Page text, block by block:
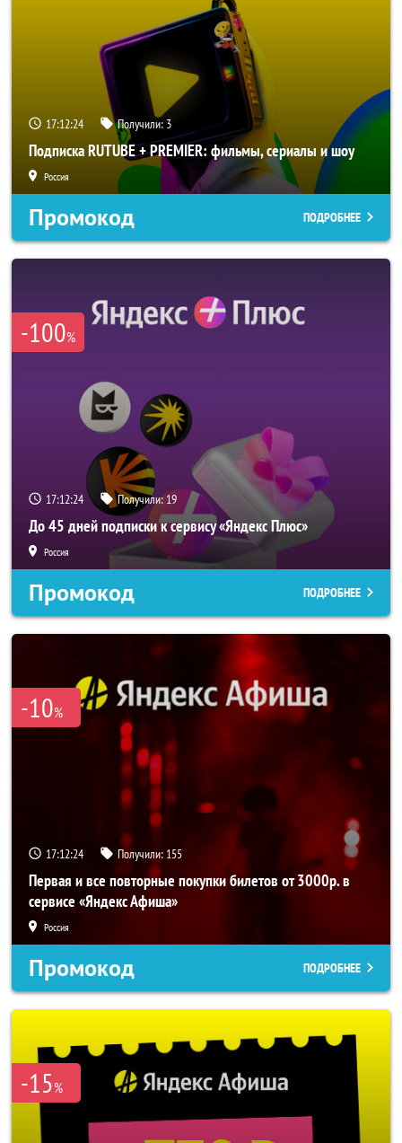
17:12:24 Получили: 3
Подписка RUTUBE + PREMIER: фильмы, сериалы и шоу
Россия
Промокод ПОДРОБНЕЕ
-100%
17:12:24 Получили:19
До 45 дней подписки к сервису «Яндекс Плюс»
Россия
Промокод ПОДРОБНЕЕ
-10%
17:12:24 Получили: 155
Первая и все повторные покупки билетов от 3000р. в
сервисе «Яндекс Афиша»
Россия
Промокод ПОДРОБНЕЕ
-15%